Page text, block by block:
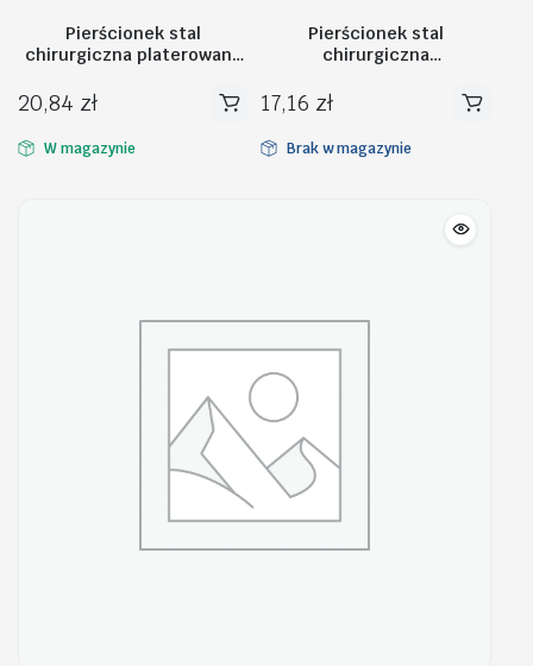
Pierścionek stal
chirurgiczna platerowana
pierścionków: US6 EU11
20,84 zł
W magazynie
Pierścionek stal
chirurgiczna
ZŁOTEM PST714, Rozmiar
pierścionków: US7 EU14
17,16 zł
Brak w magazynie